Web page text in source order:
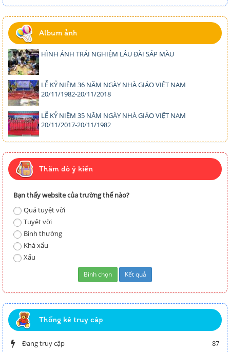
Album ảnh
HÌNH ẢNH TRẢI NGHIỆM LÂU ĐÀI SÁP MÀU
LỄ KỶ NIỆM 36 NĂM NGÀY NHÀ GIÁO VIỆT NAM
20/11/1982-20/11/2018
LỄ KỶ NIỆM 35 NĂM NGÀY NHÀ GIÁO VIỆT NAM
20/11/2017-20/11/1982
Thăm dò ý kiến
Bạn thấy website của trường thế nào?
Quá tuyệt vời
Tuyệt vời
Bình thường
Khá xấu
Xấu
Thống kê truy cập
Đang truy cập
87